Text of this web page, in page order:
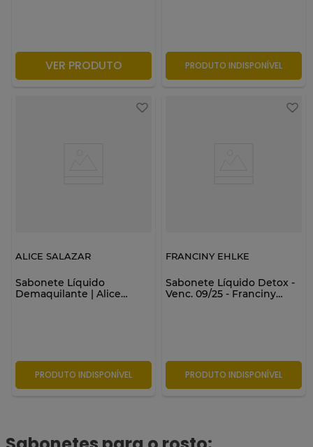
PRODUTO INDISPONÍVEL
VER PRODUTO PRODUTO INDISPONÍVEL
ALICE SALAZAR
Sabonete Líquido
Demaquilante | Alice
PRODUTO INDISPONÍVEL
FRANCINY EHLKE
Sabonete Líquido Detox -
Venc. 09/25 - Franciny
PRODUTO INDISPONÍVEL